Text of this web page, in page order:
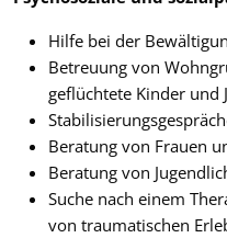
Hilfe bei der
Betreuung von
geflüchtete Kinder und
Beratung von Frauen
Beratung von
Suche nach einem
von traumatischen